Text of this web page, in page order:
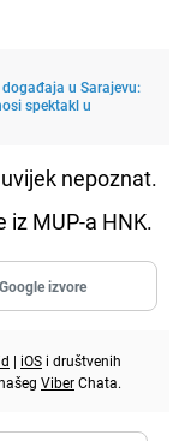
u Sarajevu:
spektakl u
nepoznat.
iz MUP-a HNK.
izvore
| iOS i društvenih
ViberChata.